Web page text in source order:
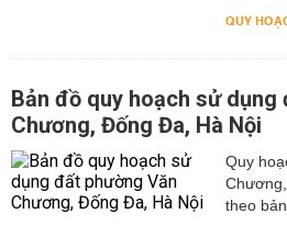
QUY
Bản đồ quy hoạch sử dụng
Chương, Đống Đa, Hà Nội
Quy
theo